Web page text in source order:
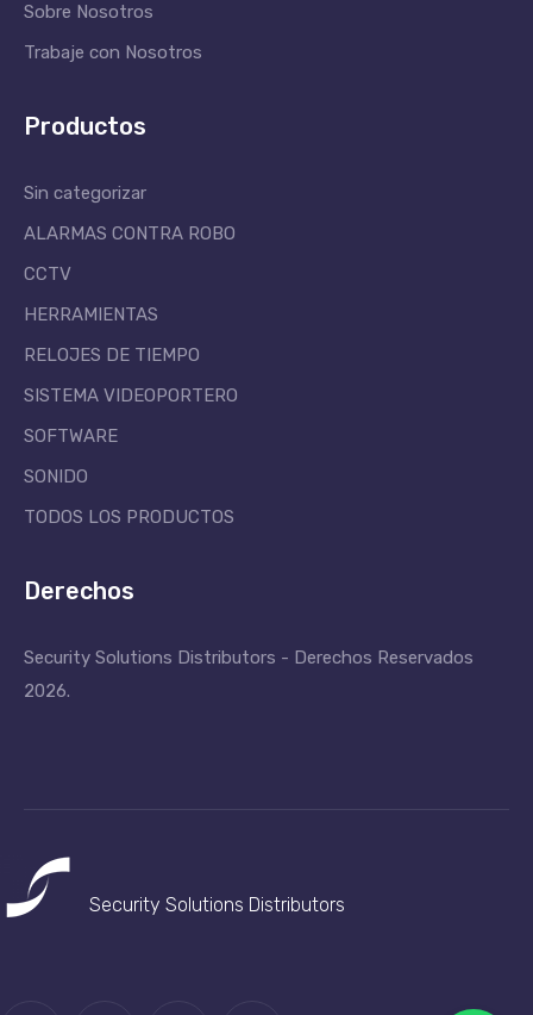
Sobre Nosotros
Trabaje con Nosotros
Productos
Sin categorizar
ALARMAS CONTRA ROBO
CCTV
HERRAMIENTAS
RELOJES DE TIEMPO
SISTEMA VIDEOPORTERO
SOFTWARE
SONIDO
TODOS LOS PRODUCTOS
Derechos
Security Solutions Distributors - Derechos Reservados
2026.
Security Solutions Distributors